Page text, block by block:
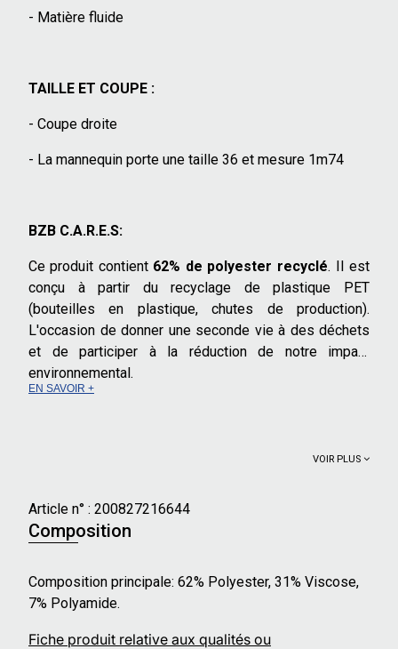
- Matière fluide
TAILLE ET COUPE :
- Coupe droite
- La mannequin porte une taille 36 et mesure 1m74
BZB C.A.R.E.S:
Ce produit contient 62% de polyester recyclé. Il est
conçu à partir du recyclage de plastique PET
(bouteilles en plastique, chutes de production).
L'occasion de donner une seconde vie à des déchets
et de participer à la réduction de notre impact
environnemental.
EN SAVOIR +
VOIR PLUS
Article n° : 200827216644
Composition
Composition principale: 62% Polyester, 31% Viscose,
7% Polyamide.
Fiche produit relative aux qualités ou